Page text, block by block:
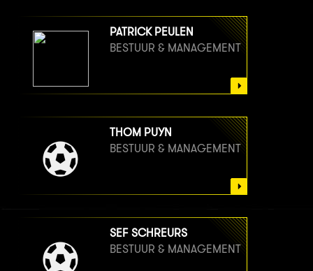
PATRICK PEULEN
BESTUUR & MANAGEMENT
THOM PUYN
BESTUUR & MANAGEMENT
SEF SCHREURS
BESTUUR & MANAGEMENT